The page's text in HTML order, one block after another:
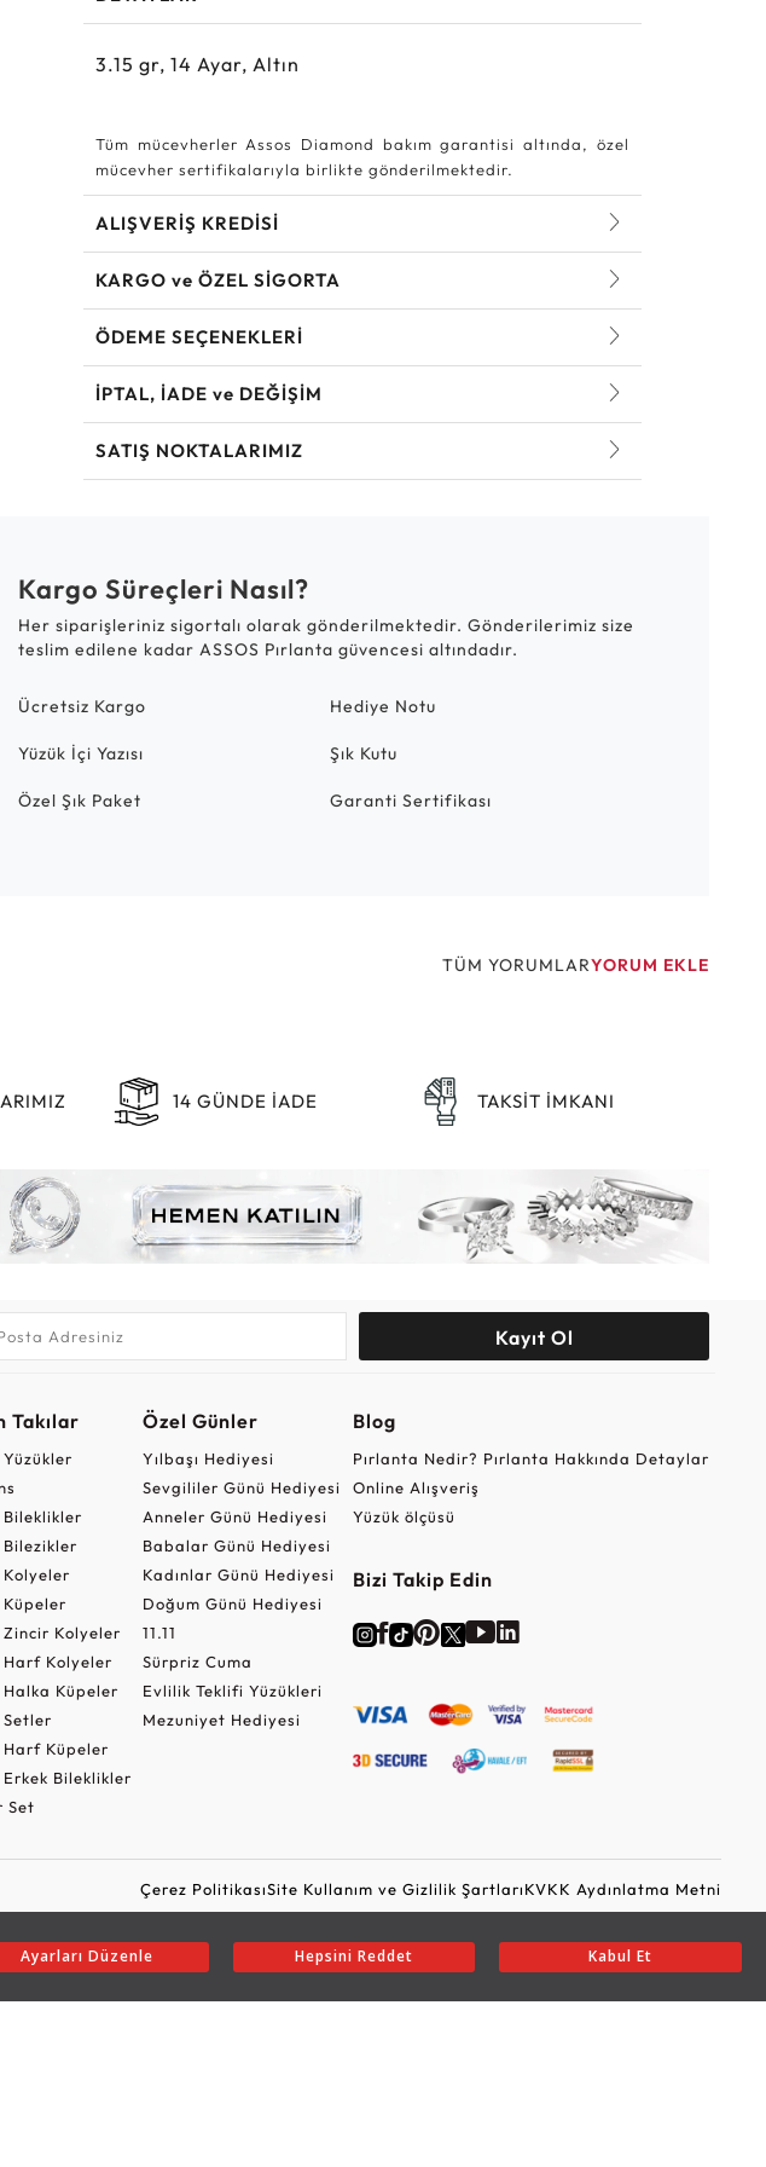
Ayarları Düzenle Hepsini Reddet Kabul Et
3.15gr,14Ayar, Altın
Tüm mücevherler Assos Diamond bakım garantisi altında, özel
mücevher sertifikalarıyla birlikte gönderilmektedir.
ALIŞVERİŞ KREDİSİ
KARGO ve ÖZEL SİGORTA
ÖDEME SEÇENEKLERİ
İPTAL, İADE ve DEĞİŞİM
SATIŞ NOKTALARIMIZ
Kargo Süreçleri Nasıl?
Her siparişleriniz sigortalı olarak gönderilmektedir. Gönderilerimiz size
teslim edilene kadar ASSOS Pırlanta güvencesi altındadır.
Ücretsiz Kargo Hediye Notu
Yüzük İçi Yazısı Şık Kutu
Özel Şık Paket Garanti Sertifikası
TÜM YORUMLARYORUM EKLE
14 GÜNDE İADE TAKSİT İMKANI
Kayıt Ol
Takılar
Yüzükler
Bileklikler
Bilezikler
Kolyeler
Küpeler
Zincir Kolyeler
Harf Kolyeler
Halka Küpeler
Setler
Harf Küpeler
Erkek Bileklikler
Set
Özel Günler
Yılbaşı Hediyesi
Sevgililer Günü Hediyesi
Anneler Günü Hediyesi
Babalar Günü Hediyesi
Kadınlar Günü Hediyesi
Doğum Günü Hediyesi
11.11
Sürpriz Cuma
Evlilik Teklifi Yüzükleri
Mezuniyet Hediyesi
Blog
Pırlanta Nedir? Pırlanta Hakkında Detaylar
Online Alışveriş
Yüzük ölçüsü
Bizi Takip Edin
Çerez PolitikasıSite Kullanım ve Gizlilik ŞartlarıKVKK Aydınlatma Metni